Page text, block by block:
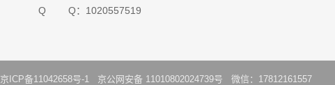
Q Q：1020557519
京ICP备11042658号-1 京公网安备 11010802024739号 微信：17812161557